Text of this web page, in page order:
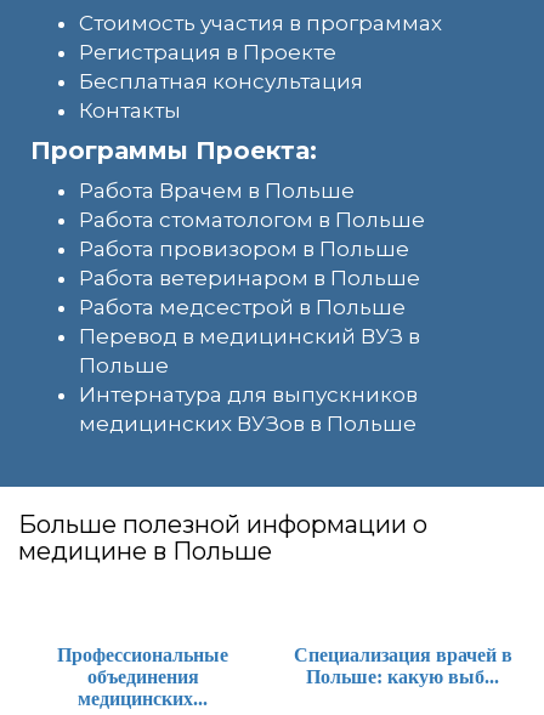
Стоимость участия в программах
Регистрация в Проекте
Бесплатная консультация
Контакты
Программы Проекта:
Работа Врачем в Польше
Работа стоматологом в Польше
Работа провизором в Польше
Работа ветеринаром в Польше
Работа медсестрой в Польше
Перевод в медицинский ВУЗ в
Польше
Интернатура для выпускников
медицинских ВУЗов в Польше
Больше полезной информации о
медицине в Польше
Профессиональные
объединения
медицинских...
Специализация врачей в
Польше: какую выб...